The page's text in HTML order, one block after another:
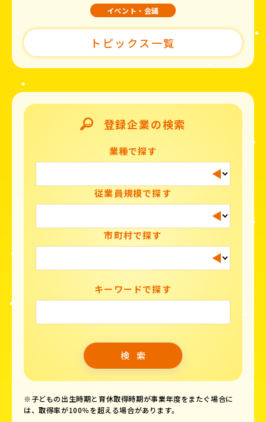
イベント・会議
トピックス一覧
登録企業の検索
業種で探す
従業員規模で探す
市町村で探す
キーワードで探す
※子どもの出生時期と育休取得時期が事業年度をまたぐ場合に
は、取得率が100％を超える場合があります。